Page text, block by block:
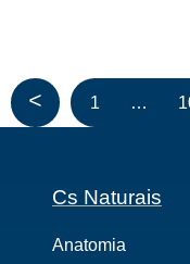
< 1 …
Cs Naturais
Anatomia